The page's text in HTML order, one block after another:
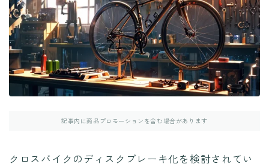
記事内に商品プロモーションを含む場合があります
クロスバイクのディスクブレーキ化を検討されてい